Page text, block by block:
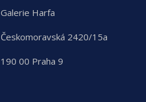
Galerie Harfa
Českomoravská 2420/15a
190 00 Praha 9